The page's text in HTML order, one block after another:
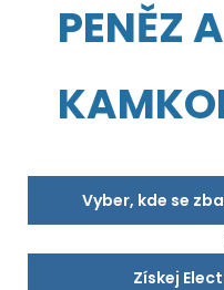
PENĚZ
Vyber, kde se
Získej